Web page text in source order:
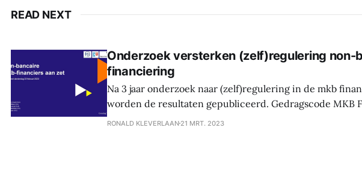
READ NEXT
Onderzoek versterken (zelf)regulering non-
financiering
Na 3 jaar onderzoek naar (zelf)regulering in de mkb
worden de resultaten gepubliceerd. Gedragscode MKB
SMF lijkt "best of class" te zijn in vergelijking met
RONALD KLEVERLAAN 21 MRT. 2023